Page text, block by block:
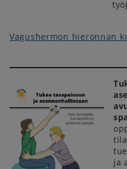
Vagushermon hieronnan
ja